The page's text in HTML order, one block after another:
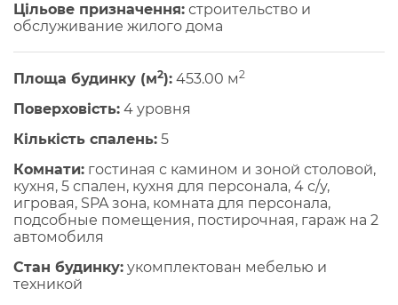
Цільове призначення: строительство и
обслуживание жилого дома
Площа будинку (м2): 453.00 м2
Поверховість: 4 уровня
Кількість спалень: 5
Комнати: гостиная с камином и зоной столовой,
кухня, 5 спален, кухня для персонала, 4 с/у,
игровая, SPA зона, комната для персонала,
подсобные помещения, постирочная, гараж на 2
автомобиля
Стан будинку: укомплектован мебелью и
техникой